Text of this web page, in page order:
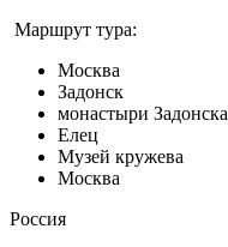
Маршрут тура:
Москва
Задонск
монастыри Задонска
Елец
Музей кружева
Москва
Россия